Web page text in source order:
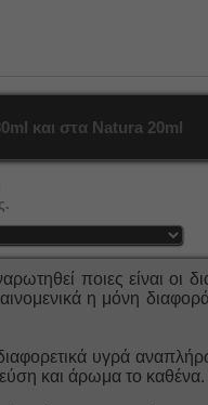
και στα Natura 20ml
ποιες είναι οι
η μόνη διαφορά
υγρά
και άρωμα το καθένα.